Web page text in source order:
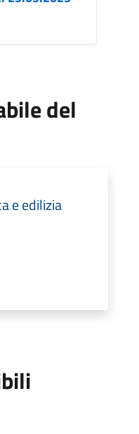
del
e edilizia